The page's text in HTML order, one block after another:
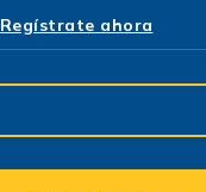
Regístrate ahora